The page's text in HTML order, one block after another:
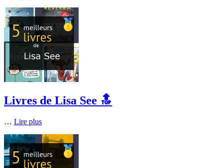
Livres de Lisa See 🔝
… Lire plus